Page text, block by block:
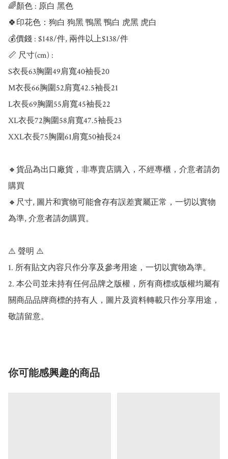
🌈顏色 : 原白 黑色
🍀印花色：狗白 狗黑 鴨黑 鴨白 虎黑 虎白
💰價錢 : $148/件, 兩件以上$138/件
📏 尺寸(cm) :
S衣長63胸圍49肩寬40袖長20
M衣長66胸圍52肩寬42.5袖長21
L衣長69胸圍55肩寬45袖長22
XL衣長72胸圍58肩寬47.5袖長23
XXL衣長75胸圍61肩寬50袖長24
🔸貨品為出口廠貨，非專賣店購入，不經專櫃，介意者請勿
購買
🔸尺寸, 圖片和實物可能會存有誤差實屬正常，一切以實物
為準, 介意者請勿購買。
⚠️ 聲明 ⚠️
1. 所有貼文內容只作分享及參考用途，一切以實物為準。
2. 本公司並未持有任何品牌之版權，所有商標或版權均屬有
關商品品牌商標的持有人，圖片及資料轉載只作分享用途，
敬請留意。
你可能感興趣的商品